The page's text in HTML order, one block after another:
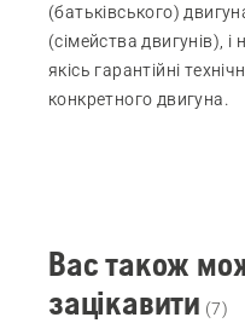
(батьківського)
(сімейства двигунів),
якісь гарантійні
конкретного двигуна.
Вас також
зацікавити (7)